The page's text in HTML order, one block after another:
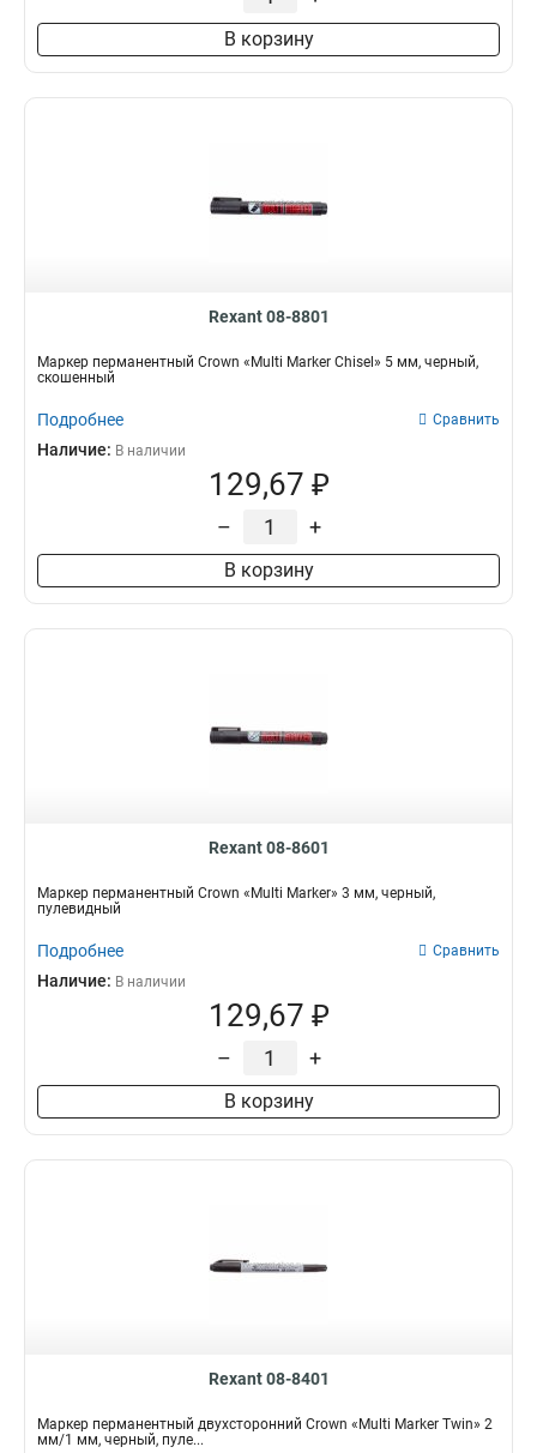
В корзину
Rexant 08-8801
Маркер перманентный Crown «Multi Marker Chisel» 5 мм, черный,
скошенный
Подробнее Сравнить
Наличие: В наличии
129,67 ₽
– +
В корзину
Rexant 08-8601
Маркер перманентный Crown «Multi Marker» 3 мм, черный,
пулевидный
Подробнее Сравнить
Наличие: В наличии
129,67 ₽
– +
В корзину
Rexant 08-8401
Маркер перманентный двухсторонний Crown «Multi Marker Twin» 2
мм/1 мм, черный, пуле...